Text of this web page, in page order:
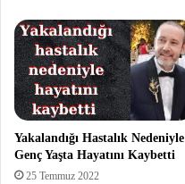
Yakalandığı Hastalık Nedeniyle
Genç Yaşta Hayatını Kaybetti
25 Temmuz 2022